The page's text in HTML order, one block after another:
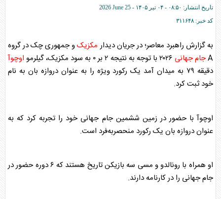
تاریخ انتشار: ۰۸:۵۰ - ۰۴ تير ۱۴۰۵ -
2026 June 25
کد خبر: ۳۱۱۶۴۸
به گزارش راهبرد معاصر؛ در جریان دیدار مکزیکو جمهوری چک در گروه
Aجام جهانی مکزیک، گیلرمو اوچوآ
دقیقه ۷۹ به میدان آمد یک رکورد ویژه را به عنوان دروازه بان به نام
خود ثبت کرد.
اوچوآبا حضور در زمین ششمینجام جهانی خود را تجربه کرد که به
عنوان دروازه بان یک رکورد منحصر‌به‌فرد است.
او همراه با رونالدو و مسی سه بازیکن تاریخ هستند که ۶ دوره حضور در
جام جهانی را در کارنامه دارند.